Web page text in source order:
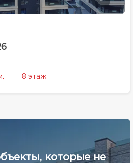
8 этаж
которые не